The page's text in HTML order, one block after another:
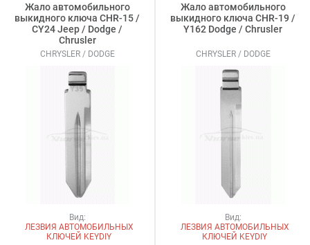
Жало автомобильного
выкидного ключа CHR-15 /
CY24 Jeep / Dodge /
Chrusler
CHRYSLER / DODGE
Вид:
ЛЕЗВИЯ АВТОМОБИЛЬНЫХ
КЛЮЧЕЙ KEYDIY
Жало автомобильного
выкидного ключа CHR-19 /
Y162 Dodge / Chrusler
CHRYSLER / DODGE
Вид:
ЛЕЗВИЯ АВТОМОБИЛЬНЫХ
КЛЮЧЕЙ KEYDIY